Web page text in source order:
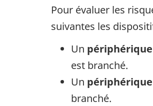
Pour évaluer les
suivantes les
Un
est branché.
Un
branché.